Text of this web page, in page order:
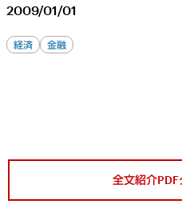
2009/01/01
経済 金融
全文紹介